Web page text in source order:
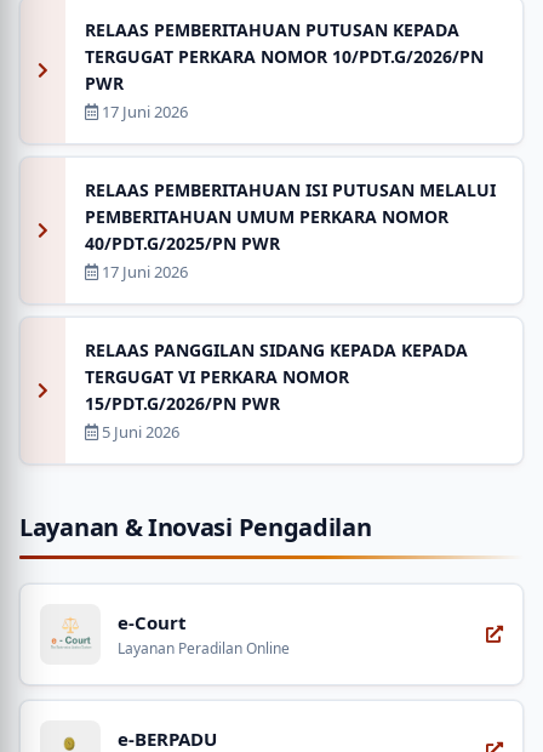
RELAAS PEMBERITAHUAN PUTUSAN KEPADA
TERGUGAT PERKARA NOMOR 10/PDT.G/2026/PN
PWR
17 Juni 2026
RELAAS PEMBERITAHUAN ISI PUTUSAN MELALUI
PEMBERITAHUAN UMUM PERKARA NOMOR
40/PDT.G/2025/PN PWR
17 Juni 2026
RELAAS PANGGILAN SIDANG KEPADA KEPADA
TERGUGAT VI PERKARA NOMOR
15/PDT.G/2026/PN PWR
5 Juni 2026
Layanan & Inovasi Pengadilan
e-Court
Layanan Peradilan Online
e-BERPADU